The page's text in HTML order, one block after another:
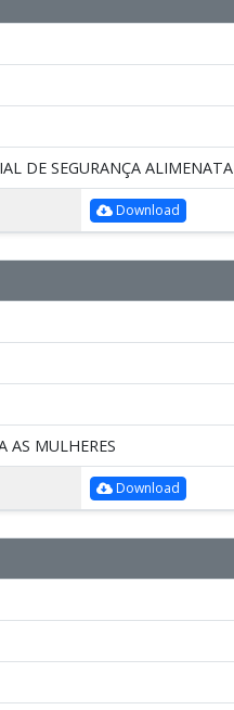
DE SEGURANÇA
Download
AS MULHERES
Download